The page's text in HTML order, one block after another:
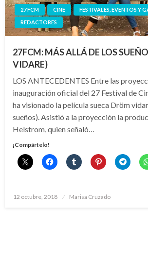
27 FCM CINE
FESTIVALES, EVENTOS Y
REDACTORES
27FCM: MÁS ALLÁ DE LOS
VIDARE)
LOS ANTECEDENTES Entre las
inauguración oficial del 27 Festival de
ha visionado la película sueca Dröm
sueños). Asistió a la proyección la
Helstrom, quien señaló…
¡Compártelo!
Publicado
12 octubre, 2018 Marisa Cruzado